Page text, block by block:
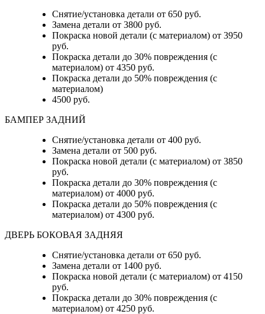
Снятие/установка детали от 650 руб.
Замена детали от 3800 руб.
Покраска новой детали (с материалом) от 3950
руб.
Покраска детали до 30% повреждения (с
материалом) от 4350 руб.
Покраска детали до 50% повреждения (с
материалом)
4500 руб.
БАМПЕР ЗАДНИЙ
Снятие/установка детали от 400 руб.
Замена детали от 500 руб.
Покраска новой детали (с материалом) от 3850
руб.
Покраска детали до 30% повреждения (с
материалом) от 4000 руб.
Покраска детали до 50% повреждения (с
материалом) от 4300 руб.
ДВЕРЬ БОКОВАЯ ЗАДНЯЯ
Снятие/установка детали от 650 руб.
Замена детали от 1400 руб.
Покраска новой детали (с материалом) от 4150
руб.
Покраска детали до 30% повреждения (с
материалом) от 4250 руб.